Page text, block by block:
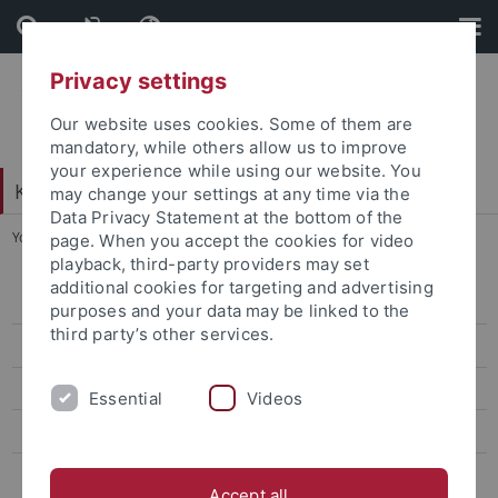
Skip
to
content
Skip
to
footer
Katholisch-Theologische Fakultät
You are here: Startseite ... Visiting Professors
Emeriti
apl.-Professor*innen
Visiting Professors
Ehrenpromotionen
Privacy settings
Our website uses cookies. Some of them are
mandatory, while others allow us to improve
your experience while using our website. You
may change your settings at any time via the
Data Privacy Statement at the bottom of the
page. When you accept the cookies for video
playback, third-party providers may set
additional cookies for targeting and advertising
purposes and your data may be linked to the
third party’s other services.
Essential Videos